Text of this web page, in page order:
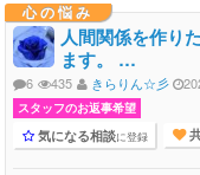
心の悩み
人間関係を作り
ます。 …
6 435 きらりん☆彡
スタッフのお返事希望
気になる相談に登録